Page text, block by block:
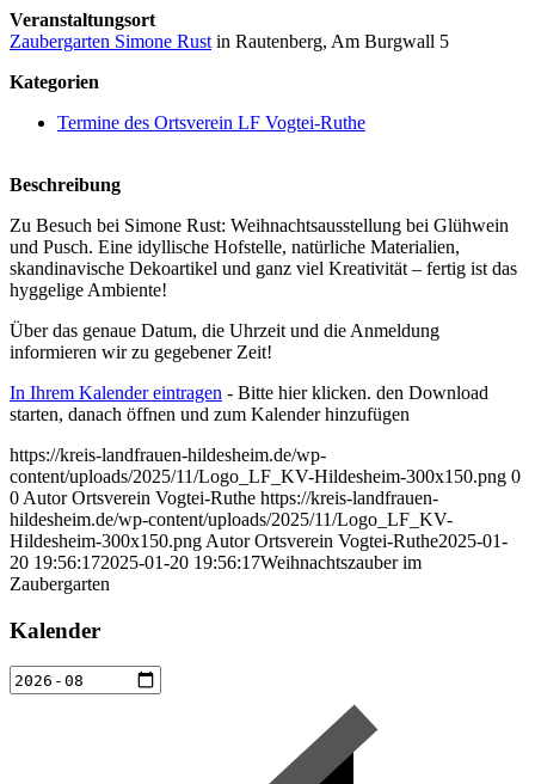
Veranstaltungsort
Zaubergarten Simone Rust in Rautenberg, Am Burgwall 5
Kategorien
Termine des Ortsverein LF Vogtei-Ruthe
Beschreibung
Zu Besuch bei Simone Rust: Weihnachtsausstellung bei Glühwein
und Pusch. Eine idyllische Hofstelle, natürliche Materialien,
skandinavische Dekoartikel und ganz viel Kreativität – fertig ist das
hyggelige Ambiente!
Über das genaue Datum, die Uhrzeit und die Anmeldung
informieren wir zu gegebener Zeit!
In Ihrem Kalender eintragen - Bitte hier klicken. den Download
starten, danach öffnen und zum Kalender hinzufügen
https://kreis-landfrauen-hildesheim.de/wp-
content/uploads/2025/11/Logo_LF_KV-Hildesheim-300x150.png 0
0 Autor Ortsverein Vogtei-Ruthe https://kreis-landfrauen-
hildesheim.de/wp-content/uploads/2025/11/Logo_LF_KV-
Hildesheim-300x150.png Autor Ortsverein Vogtei-Ruthe2025-01-
20 19:56:172025-01-20 19:56:17Weihnachtszauber im
Zaubergarten
Kalender